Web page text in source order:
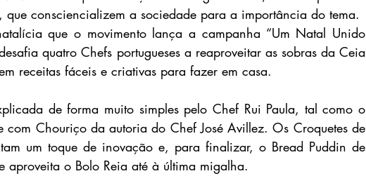
que consciencializem a sociedade para a importância do tema.
que o movimento lança a campanha “Um Natal Unido
quatro Chefs portugueses a reaproveitar as sobras da Ceia
receitas fáceis e criativas para fazer em casa.
de forma muito simples pelo Chef Rui Paula, tal como o
com Chouriço da autoria do Chef José Avillez. Os Croquetes de
um toque de inovação e, para finalizar, o Bread Puddin de
aproveita o Bolo Reia até à última migalha.